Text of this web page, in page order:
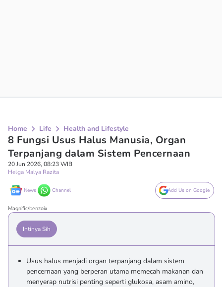
Home Life Health and Lifestyle
8 Fungsi Usus Halus Manusia, Organ
Terpanjang dalam Sistem Pencernaan
20 Jun 2026, 08:23 WIB
Helga Malya Razita
News Channel Add Us on Google
Magnific/benzoix
Intinya Sih
Usus halus menjadi organ terpanjang dalam sistem
pencernaan yang berperan utama memecah makanan dan
menyerap nutrisi penting seperti glukosa, asam amino,